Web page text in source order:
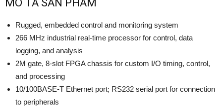
MÔ TẢ SẢN PHẨM
Rugged, embedded control and monitoring system
266 MHz industrial real-time processor for control, data
logging, and analysis
2M gate, 8-slot FPGA chassis for custom I/O timing, control,
and processing
10/100BASE-T Ethernet port; RS232 serial port for connection
to peripherals